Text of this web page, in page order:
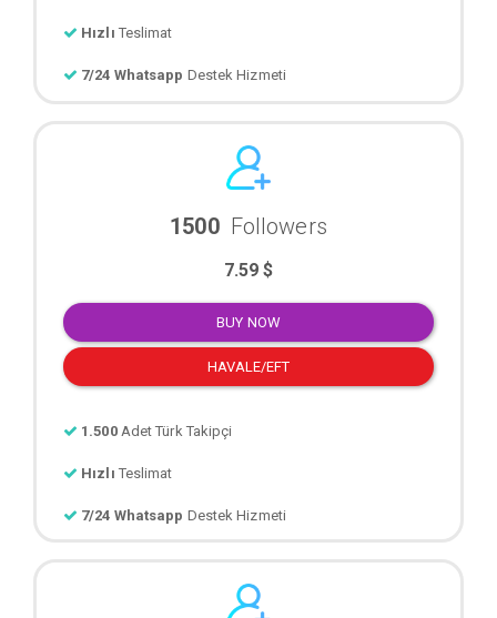
Hızlı Teslimat
7/24 Whatsapp Destek Hizmeti
1500 Followers
7.59 $
BUY NOW
HAVALE/EFT
1.500 Adet Türk Takipçi
Hızlı Teslimat
7/24 Whatsapp Destek Hizmeti